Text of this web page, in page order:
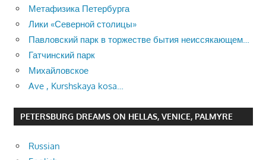
Метафизика Петербурга
Лики «Северной столицы»
Павловский парк в торжестве бытия неиссякающем…
Гатчинский парк
Михайловское
Ave , Kurshskaya kosa…
PETERSBURG DREAMS ON HELLAS, VENICE, PALMYRE
Russian